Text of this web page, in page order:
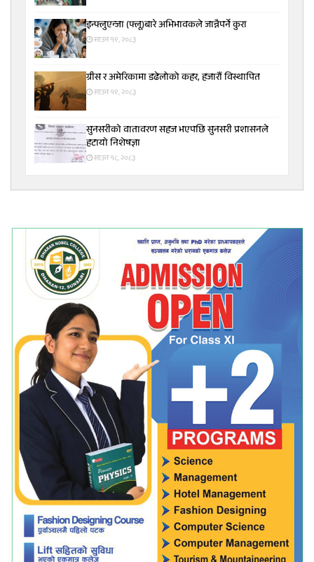
इन्फ्लुएन्जा (फ्लू)बारे अभिभावकले जान्नैपर्ने कुरा
साउन १९, २०८३
ग्रीस र अमेरिकामा डढेलोको कहर, हजारौं विस्थापित
साउन १९, २०८३
सुनसरीकाे वातावरण सहज भएपछि सुनसरी प्रशासनले
हटायाे निशेषज्ञा
साउन १८, २०८३